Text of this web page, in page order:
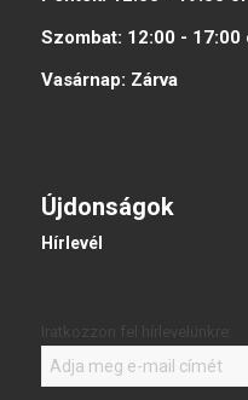
Szombat: 12:00 - 17:00
Vasárnap: Zárva
Újdonságok
Hírlevél